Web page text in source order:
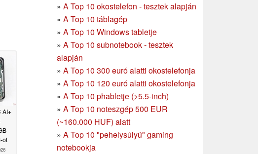
» A Top 10 okostelefon - tesztek alapján
» A Top 10 táblagép
» A Top 10 Windows tabletje
» A Top 10 subnotebook - tesztek
alapján
» A Top 10 300 euró alatti okostelefonja
» A Top 10 120 euró alatti okostelefonja
» A Top 10 phabletje (>5.5-inch)
» A Top 10 noteszgép 500 EUR
(~160.000 HUF) alatt
» A Top 10 "pehelysúlyú" gaming
notebookja
AI+
ot